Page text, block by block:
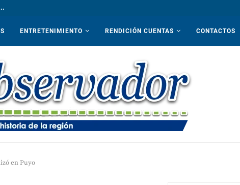
ENTRETENIMIENTO RENDICIÓN CUENTAS CONTACTOS
en Puyo